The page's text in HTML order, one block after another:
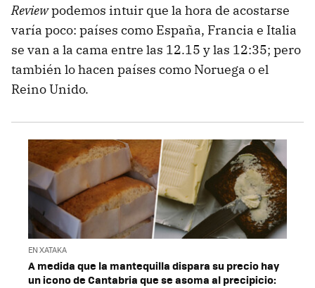
Reviewpodemos intuir que la hora de acostarse
varía poco: países como España, Francia e Italia
se van a la cama entre las 12.15 y las 12:35; pero
también lo hacen países como Noruega o el
Reino Unido.
EN XATAKA
A medida que la mantequilla dispara su precio hay
un icono de Cantabria que se asoma al precipicio: